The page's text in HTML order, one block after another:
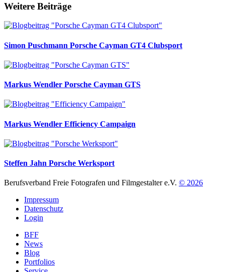
Weitere Beiträge
Simon Puschmann Porsche Cayman GT4 Clubsport
Markus Wendler Porsche Cayman GTS
Markus Wendler Efficiency Campaign
Steffen Jahn Porsche Werksport
Berufsverband Freie Fotografen und Filmgestalter e.V. © 2026
Impressum
Datenschutz
Login
BFF
News
Blog
Portfolios